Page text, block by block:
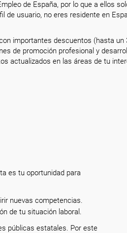
de España, por lo que a ellos
usuario, no eres residente en
importantes descuentos (hasta un
de promoción profesional y
actualizados en las áreas de tu
es tu oportunidad para
nuevas competencias.
de tu situación laboral.
públicas estatales. Por este